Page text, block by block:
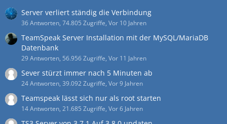
Server verliert ständig die Verbindung
36 Antworten, 74.805 Zugriffe, Vor 10 Jahren
TeamSpeak Server Installation mit der MySQL/MariaDB
Datenbank
29 Antworten, 56.956 Zugriffe, Vor 11 Jahren
Sever stürzt immer nach 5 Minuten ab
24 Antworten, 39.092 Zugriffe, Vor 9 Jahren
Teamspeak lässt sich nur als root starten
14 Antworten, 21.685 Zugriffe, Vor 6 Jahren